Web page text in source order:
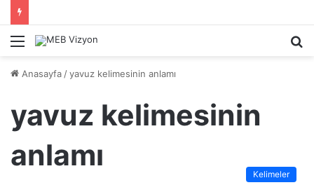
Menü
Anasayfa /yavuz kelimesinin anlamı
yavuz kelimesinin
anlamı
Kelimeler